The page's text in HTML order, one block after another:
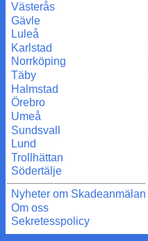
Västerås
Gävle
Luleå
Karlstad
Norrköping
Täby
Halmstad
Örebro
Umeå
Sundsvall
Lund
Trollhättan
Södertälje
Nyheter om Skadeanmälan
Om oss
Sekretesspolicy